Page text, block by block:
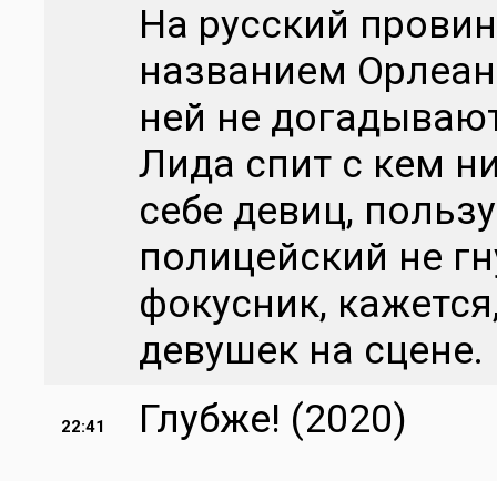
На русский
названием
ней не
Лида спит с кем
себе девиц,
полицейский не
фокусник,
девушек на сцене.
22:41
Глубже! (2020)